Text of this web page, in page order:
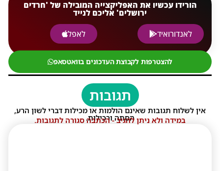
הורידו עכשיו את האפליקצייה המובילה של 'חרדים
ירושלים' אליכם לנייד
לאנדורואיד
לאפל
להצטרפות לקבוצת העדכונים בוואטסאפ
תגובות
אין לשלוח תגובות שאינם הולמות או מכילות דברי לשון הרע,
הסתה ורכילות.
במידה ולא ניתן להגיב - הכתבה סגורה לתגובות.